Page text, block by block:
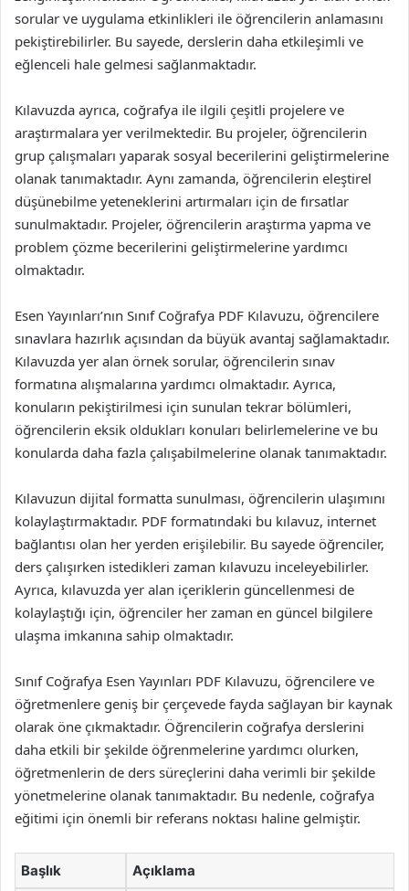
sorular ve uygulama etkinlikleri ile öğrencilerin anlamasını
pekiştirebilirler. Bu sayede, derslerin daha etkileşimli ve
eğlenceli hale gelmesi sağlanmaktadır.
Kılavuzda ayrıca, coğrafya ile ilgili çeşitli projelere ve
araştırmalara yer verilmektedir. Bu projeler, öğrencilerin
grup çalışmaları yaparak sosyal becerilerini geliştirmelerine
olanak tanımaktadır. Aynı zamanda, öğrencilerin eleştirel
düşünebilme yeteneklerini artırmaları için de fırsatlar
sunulmaktadır. Projeler, öğrencilerin araştırma yapma ve
problem çözme becerilerini geliştirmelerine yardımcı
olmaktadır.
Esen Yayınları’nın Sınıf Coğrafya PDF Kılavuzu, öğrencilere
sınavlara hazırlık açısından da büyük avantaj sağlamaktadır.
Kılavuzda yer alan örnek sorular, öğrencilerin sınav
formatına alışmalarına yardımcı olmaktadır. Ayrıca,
konuların pekiştirilmesi için sunulan tekrar bölümleri,
öğrencilerin eksik oldukları konuları belirlemelerine ve bu
konularda daha fazla çalışabilmelerine olanak tanımaktadır.
Kılavuzun dijital formatta sunulması, öğrencilerin ulaşımını
kolaylaştırmaktadır. PDF formatındaki bu kılavuz, internet
bağlantısı olan her yerden erişilebilir. Bu sayede öğrenciler,
ders çalışırken istedikleri zaman kılavuzu inceleyebilirler.
Ayrıca, kılavuzda yer alan içeriklerin güncellenmesi de
kolaylaştığı için, öğrenciler her zaman en güncel bilgilere
ulaşma imkanına sahip olmaktadır.
Sınıf Coğrafya Esen Yayınları PDF Kılavuzu, öğrencilere ve
öğretmenlere geniş bir çerçevede fayda sağlayan bir kaynak
olarak öne çıkmaktadır. Öğrencilerin coğrafya derslerini
daha etkili bir şekilde öğrenmelerine yardımcı olurken,
öğretmenlerin de ders süreçlerini daha verimli bir şekilde
yönetmelerine olanak tanımaktadır. Bu nedenle, coğrafya
eğitimi için önemli bir referans noktası haline gelmiştir.
Başlık Açıklama